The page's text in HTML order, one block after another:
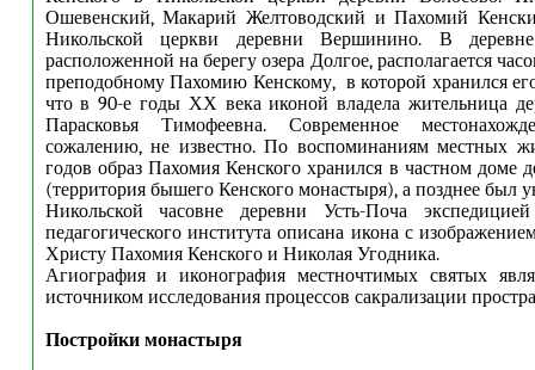
Ошевенский, Макарий Желтоводский и Пахомий
Никольской церкви деревни Вершинино. В
расположенной на берегу озера Долгое, располагается
преподобному Пахомию Кенскому, в которой хранился
что в 90-е годы ХХ века иконой владела жительница
Парасковья Тимофеевна. Современное
сожалению, не известно. По воспоминаниям местных
годов образ Пахомия Кенского хранился в частном доме
(территория бышего Кенского монастыря), а позднее был
Никольской часовне деревни Усть-Поча экспедицией
педагогического института описана икона с
Христу Пахомия Кенского и Николая Угодника.
Агиография и иконография местночтимых святых
источником исследования процессов сакрализации
Постройки монастыря